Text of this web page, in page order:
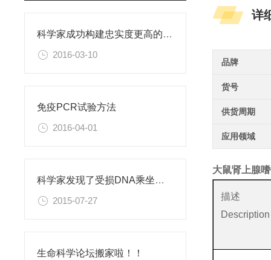
科学家成功构建忠实度更高的乳腺癌PDX模型
2016-03-10
免疫PCR试验方法
2016-04-01
科学家发现了受损DNA乘坐的救护车
2015-07-27
生命科学论坛搬家啦！！
详
品牌
货号
供货周期
应用领域
大鼠肾上腺
描述
Description